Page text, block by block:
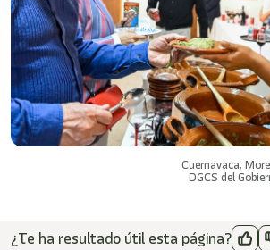
Cuernavaca,
DGCS del
¿Te ha resultado útil esta página?